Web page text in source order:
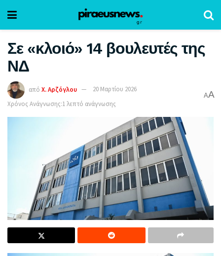
Σε «κλοιό» 14 βουλευτές της
ΝΔ
από Χ. Αρζόγλου
20 Μαρτίου 2026
Χρόνος Ανάγνωσης:1 λεπτό ανάγνωσης
AA